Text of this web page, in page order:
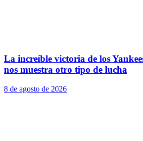
La increíble victoria de los
nos muestra otro tipo de lucha
8 de agosto de 2026